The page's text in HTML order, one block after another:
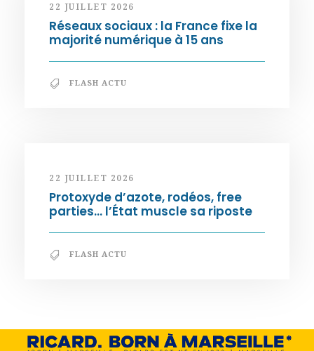
22 JUILLET 2026
Réseaux sociaux : la France fixe la
majorité numérique à 15 ans
FLASH ACTU
22 JUILLET 2026
Protoxyde d’azote, rodéos, free
parties… l’État muscle sa riposte
FLASH ACTU